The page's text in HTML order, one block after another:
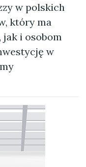
w polskich
który ma
i osobom
w